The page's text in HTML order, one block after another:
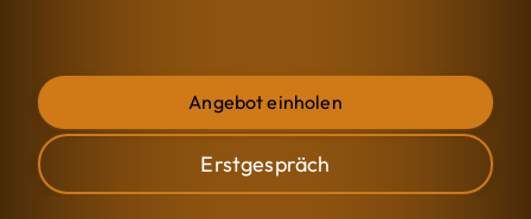
Angebot einholen
Erstgespräch